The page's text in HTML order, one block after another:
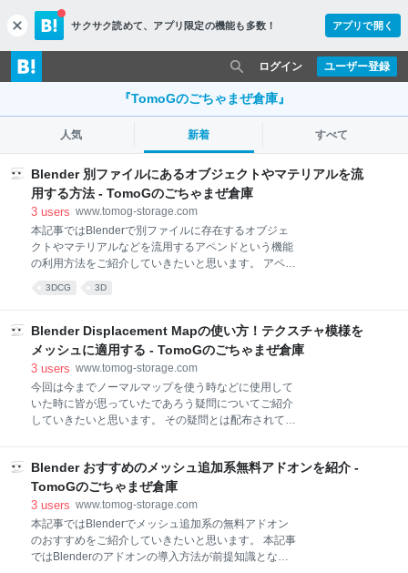
c
l
o
s
サクサク読めて、 アプリ限定の機能も多数！ アプリで開く
ユーザー登録
ログイン
『TomoGのごちゃまぜ倉庫』
人気 新着 すべて
Blender 別ファイルにあるオブジェクトやマテリアルを流
用する方法 - TomoGのごちゃまぜ倉庫
3 users www.tomog-storage.com
本記事ではBlenderで別ファイルに存在するオブジェ
クトやマテリアルなどを流用するアペンドという機能
の利用方法をご紹介していきたいと思います。 アペン
する方法として、Blenderにデフォルトでついている
アペンドもしくはリンクという機能を使うことででき
ます。 ただアペンドの方が絶対的に汎用性は高くほぼ
ついてご紹介していきたいと思います。 余談ですが、
アペンドの意味については下記の時点によると加え
る・付け足すという意味があります。 e-words.jp アペ
イルを選択し、アペンドを選択してください。 もしリ
ンクを利用したい場合は、この時
3DCG 3D
Blender Displacement Mapの使い方！テクスチャ模様を
メッシュに適用する - TomoGのごちゃまぜ倉庫
3 users www.tomog-storage.com
今回は今までノーマルマップを使う時などに使用して
いた時に皆が思っていたであろう疑問についてご紹介
していきたいと思います。 その疑問とは配布されてい
_nrm.jpg等は使っても〇〇_disp.jpgだけは使った事が
ありませんでした。そのdisp画像の使い道を本記事で
ご紹介していきたいと思います。 ディスプレイスメン
ト画像があるテクスチャ配布サイトはこちらから 販売
用3Dモデルに使えるフリーテクスチャ素材サイト ま
とめ そもそもdisp画像とは Displacement画像の2通り
Blender おすすめのメッシュ追加系無料アドオンを紹介 -
TomoGのごちゃまぜ倉庫
3 users www.tomog-storage.com
本記事ではBlenderでメッシュ追加系の無料アドオン
のおすすめをご紹介していきたいと思います。 本記事
ではBlenderのアドオンの導入方法が前提知識となっ